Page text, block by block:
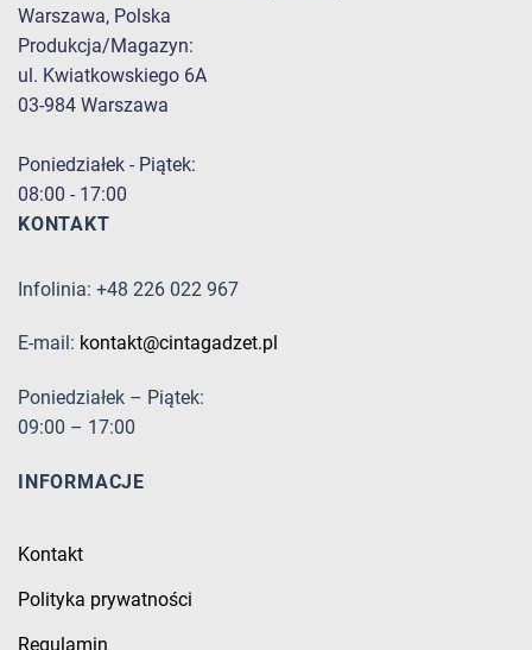
Warszawa, Polska
Produkcja/Magazyn:
ul. Kwiatkowskiego 6A
03-984 Warszawa
Poniedziałek - Piątek:
08:00 - 17:00
KONTAKT
Infolinia: +48 226 022 967
E-mail: kontakt@cintagadzet.pl
Poniedziałek – Piątek:
09:00 – 17:00
INFORMACJE
Kontakt
Polityka prywatności
Regulamin